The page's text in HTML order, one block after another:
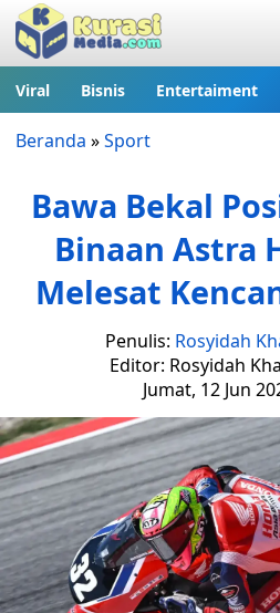
Viral Bisnis Entertaiment
Beranda »Sport
Bawa Bekal
Binaan Astra
Melesat
Penulis: Rosyidah
Editor: Rosyidah
Jumat, 12 Jun